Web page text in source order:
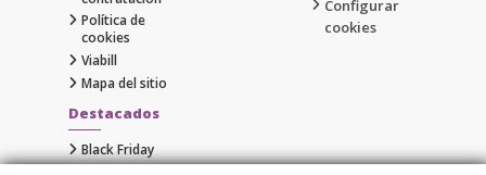
Política de
cookies
Viabill
Mapa del sitio
Configurar
cookies
Destacados
Black Friday